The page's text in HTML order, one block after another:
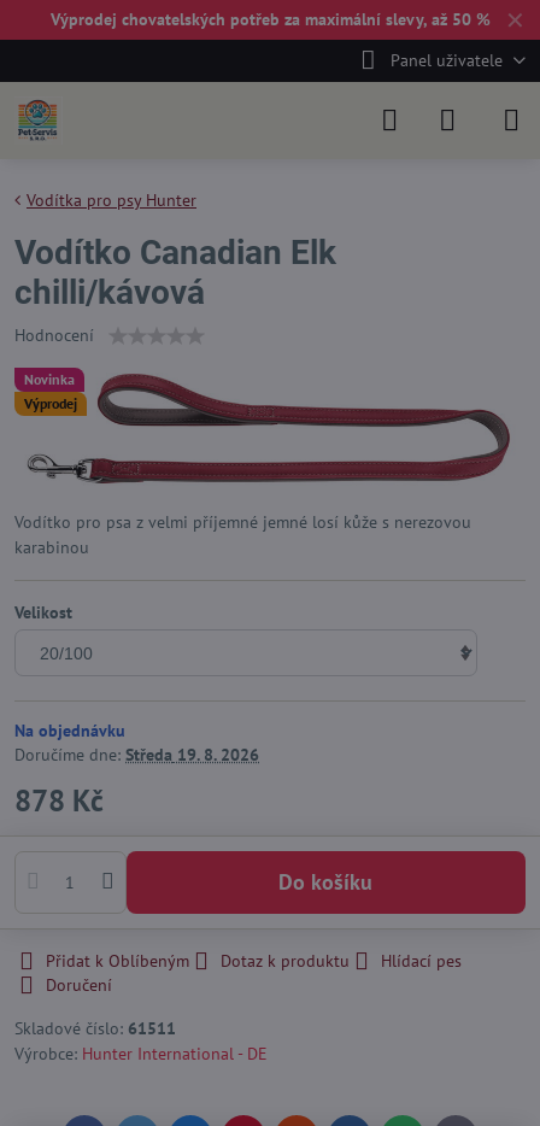
✕
Výprodej chovatelských potřeb za maximální slevy, až 50 %
Panel uživatele
Novinka
Výprodej
Vodítka pro psy Hunter
Vodítko Canadian Elk
chilli/kávová
Hodnocení
Vodítko pro psa z velmi příjemné jemné losí kůže s nerezovou
karabinou
Velikost
Na objednávku
Doručíme dne: Středa 19. 8. 2026
878 Kč
Do košíku
Přidat k Oblíbeným Dotaz k produktu
Hlídací pes
Doručení
Skladové číslo: 61511
Výrobce: Hunter International - DE